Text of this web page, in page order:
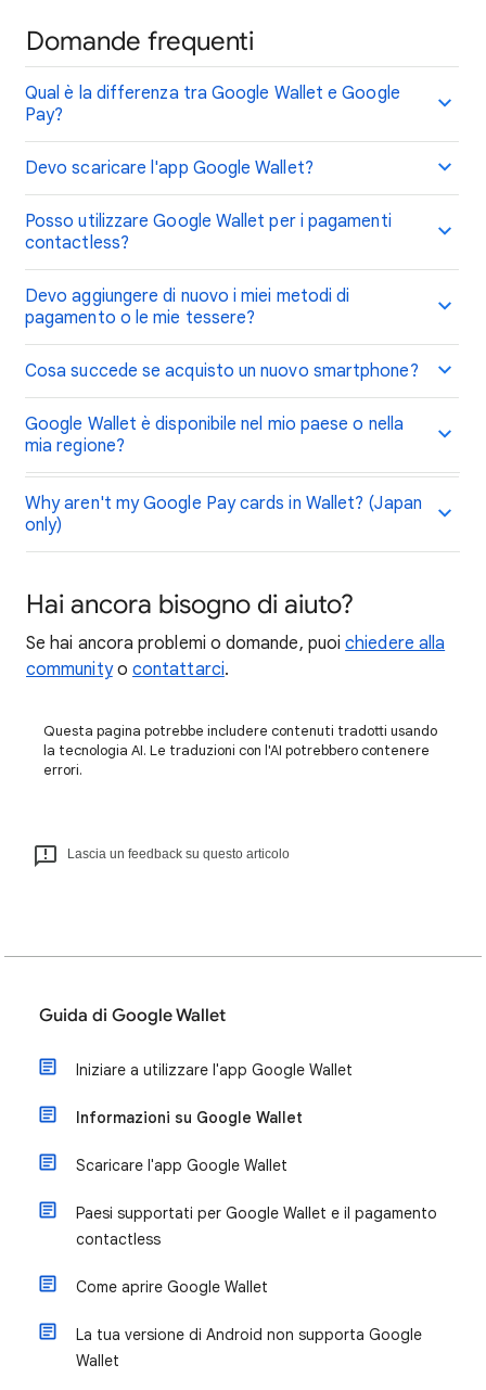
Domande frequenti
Qual è la differenza tra Google Wallet e Google
Pay?
Devo scaricare l'app Google Wallet?
Posso utilizzare Google Wallet per i pagamenti
contactless?
Devo aggiungere di nuovo i miei metodi di
pagamento o le mie tessere?
Cosa succede se acquisto un nuovo smartphone?
Google Wallet è disponibile nel mio paese o nella
mia regione?
Why aren't my Google Pay cards in Wallet? (Japan
only)
Hai ancora bisogno di aiuto?
Se hai ancora problemi o domande, puoichiedere alla
communityo contattarci.
Questa pagina potrebbe includere contenuti tradotti usando
la tecnologia AI. Le traduzioni con l'AI potrebbero contenere
errori.
Lascia un feedback su questo articolo
Guida di Google Wallet
Iniziare a utilizzare l'app Google Wallet
Informazioni su Google Wallet
Scaricare l'app Google Wallet
Paesi supportati per Google Wallet e il pagamento
contactless
Come aprire Google Wallet
La tua versione di Android non supporta Google
Wallet